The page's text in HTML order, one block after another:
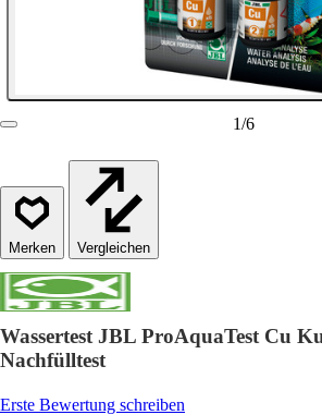
1/6
Vergleichen
Wassertest JBL ProAquaTest Cu
Nachfülltest
Erste Bewertung schreiben